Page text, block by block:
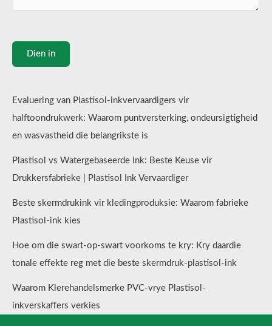
Dien in
Evaluering van Plastisol-inkvervaardigers vir
halftoondrukwerk: Waarom puntversterking, ondeursigtigheid
en wasvastheid die belangrikste is
Plastisol vs Watergebaseerde Ink: Beste Keuse vir
Drukkersfabrieke | Plastisol Ink Vervaardiger
Beste skermdrukink vir kledingproduksie: Waarom fabrieke
Plastisol-ink kies
Hoe om die swart-op-swart voorkoms te kry: Kry daardie
tonale effekte reg met die beste skermdruk-plastisol-ink
Waarom Klerehandelsmerke PVC-vrye Plastisol-
inkverskaffers verkies